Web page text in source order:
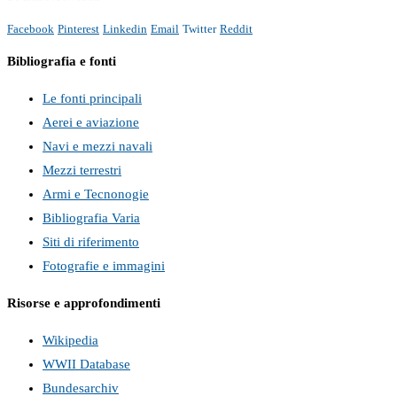
Facebook Pinterest Linkedin Email Twitter Reddit
Bibliografia e fonti
Le fonti principali
Aerei e aviazione
Navi e mezzi navali
Mezzi terrestri
Armi e Tecnonogie
Bibliografia Varia
Siti di riferimento
Fotografie e immagini
Risorse e approfondimenti
Wikipedia
WWII Database
Bundesarchiv